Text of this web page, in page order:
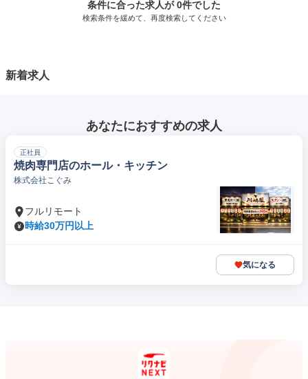
条件に合った求人が 0件でした
検索条件を緩めて、再度検索してください
新着求人
あなたにおすすめの求人
正社員
焼肉専門店のホール・キッチン
株式会社こぐみ
フルリモート
時給30万円以上
気になる